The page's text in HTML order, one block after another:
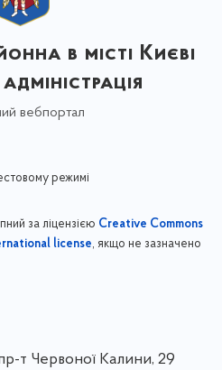
в місті Києві
вебпортал
режимі
за ліцензією Creative Commons
license, якщо не зазначено
т Червоної Калини, 29